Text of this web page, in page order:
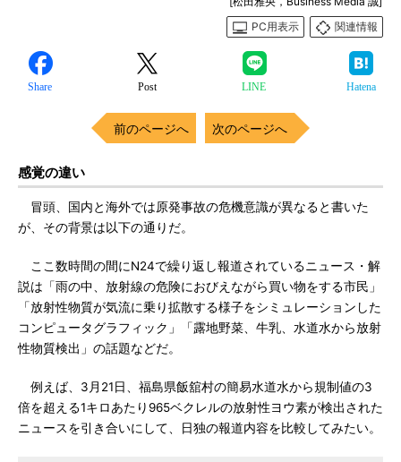
PC用表示
関連情報
Share Post LINE Hatena
前のページへ 次のページへ
感覚の違い
冒頭、国内と海外では原発事故の危機意識が異なると書いた
が、その背景は以下の通りだ。
ここ数時間の間にN24で繰り返し報道されているニュース・解
説は「雨の中、放射線の危険におびえながら買い物をする市民」
「放射性物質が気流に乗り拡散する様子をシミュレーションした
コンピュータグラフィック」「露地野菜、牛乳、水道水から放射
性物質検出」の話題などだ。
例えば、3月21日、福島県飯舘村の簡易水道水から規制値の3
倍を超える1キロあたり965ベクレルの放射性ヨウ素が検出された
ニュースを引き合いにして、日独の報道内容を比較してみたい。